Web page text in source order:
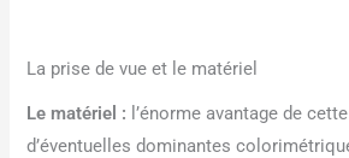
La prise de vue et le matériel
Le matériel : l’énorme avantage de
d’éventuelles dominantes